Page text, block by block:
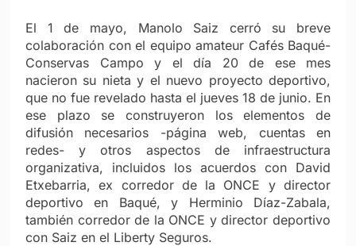
El 1 de mayo, Manolo Saiz cerró su breve
colaboración con el equipo amateur Cafés Baqué-
Conservas Campo y el día 20 de ese mes
nacieron su nieta y el nuevo proyecto deportivo,
que no fue revelado hasta el jueves 18 de junio. En
ese plazo se construyeron los elementos de
difusión necesarios -página web, cuentas en
redes- y otros aspectos de infraestructura
organizativa, incluidos los acuerdos con David
Etxebarria, ex corredor de la ONCE y director
deportivo en Baqué, y Herminio Díaz-Zabala,
también corredor de la ONCE y director deportivo
con Saiz en el Liberty Seguros.